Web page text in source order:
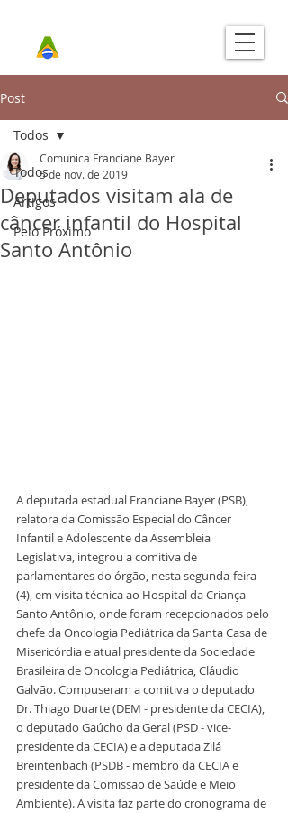
Post
Todos
Artigos
Pelo Próximo
Todos
Deputados visitam ala de
câncer infantil do Hospital
Santo Antônio
Comunica Franciane Bayer
5 de nov. de 2019
A deputada estadual Franciane Bayer (PSB),
relatora da Comissão Especial do Câncer
Infantil e Adolescente da Assembleia
Legislativa, integrou a comitiva de
parlamentares do órgão, nesta segunda-feira
(4), em visita técnica ao Hospital da Criança
Santo Antônio, onde foram recepcionados pelo
chefe da Oncologia Pediátrica da Santa Casa de
Misericórdia e atual presidente da Sociedade
Brasileira de Oncologia Pediátrica, Cláudio
Galvão. Compuseram a comitiva o deputado
Dr. Thiago Duarte (DEM - presidente da CECIA),
o deputado Gaúcho da Geral (PSD - vice-
presidente da CECIA) e a deputada Zilá
Breintenbach (PSDB - membro da CECIA e
presidente da Comissão de Saúde e Meio
Ambiente). A visita faz parte do cronograma de